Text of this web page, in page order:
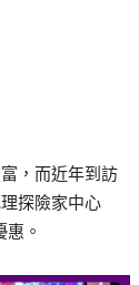
，而近年到訪
探險家中心
。